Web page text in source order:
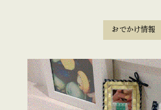
おでかけ情報